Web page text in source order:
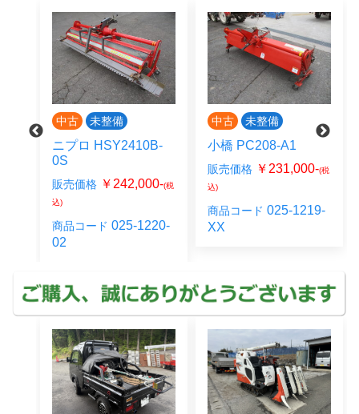
中古 未整備
ニプロ HSY2410B-
0S
販売価格 ￥242,000-(税
込)
商品コード 025-1220-
02
中古 未整備
小橋 PC208-A1
販売価格 ￥231,000-(税
込)
商品コード 025-1219-
XX